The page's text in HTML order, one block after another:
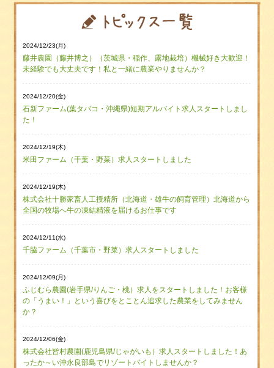
2024/12/23(月)
藤井農園（藤井博之）（茨城県・稲作、露地栽培）機械好き大歓迎！
未経験でも大丈夫です！私と一緒に農業やりませんか？
2024/12/20(金)
石新ファーム(葉タバコ・沖縄県)短期アルバイト求人スタートしまし
た！
2024/12/19(木)
米田ファーム（千葉・野菜）求人スタートしました
2024/12/19(木)
株式会社十勝家畜人工授精所（北海道・雄牛の飼育管理）北海道から
全国の牧場へ牛の凍結精液を届けるお仕事です
2024/12/11(水)
千脇ファーム（千葉市・野菜）求人スタートしました
2024/12/09(月)
ふじむら農園(岩手県/りんご・桃）求人をスタートしました！お客様
の「うまい！」という喜びをとことん追求した農業をしてみません
か？
2024/12/06(金)
株式会社皆村農園(鹿児島県/じゃがいも）求人スタートしました！あ
ったか～い沖永良部島でリゾートバイトしませんか？